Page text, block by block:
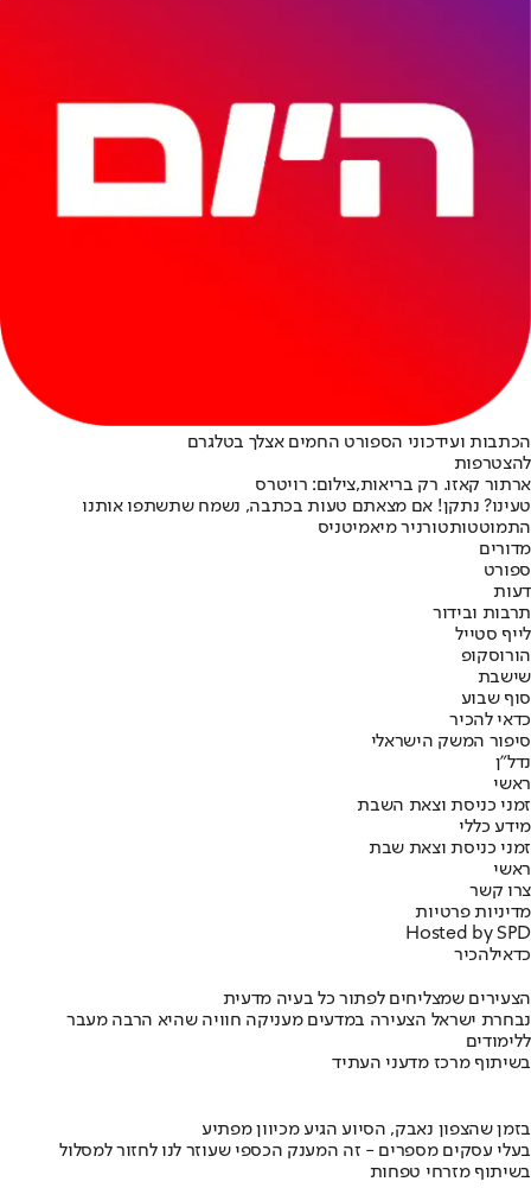
הכתבות ועידכוני הספורט החמים אצלך בטלגרם
להצטרפות
ארתור קאזו. רק בריאות,צילום: רויטרס
טעינו? נתקן! אם מצאתם טעות בכתבה, נשמח שתשתפו אותנו
התמוטטותטורניר מיאמיטניס
מדורים
ספורט
דעות
תרבות ובידור
לייף סטייל
הורוסקופ
שישבת
סוף שבוע
כדאי להכיר
סיפור המשק הישראלי
נדל"ן
ראשי
זמני כניסת וצאת השבת
מידע כללי
זמני כניסת וצאת שבת
ראשי
צרו קשר
מדיניות פרטיות
Hosted by SPD
כדאילהכיר
הצעירים שמצליחים לפתור כל בעיה מדעית
נבחרת ישראל הצעירה במדעים מעניקה חוויה שהיא הרבה מעבר
ללימודים
בשיתוף מרכז מדעני העתיד
בזמן שהצפון נאבק, הסיוע הגיע מכיוון מפתיע
בעלי עסקים מספרים - זה המענק הכספי שעוזר לנו לחזור למסלול
בשיתוף מזרחי טפחות